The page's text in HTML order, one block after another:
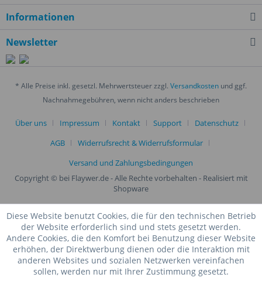
Informationen
Newsletter
* Alle Preise inkl. gesetzl. Mehrwertsteuer zzgl. Versandkosten und ggf.
Nachnahmegebühren, wenn nicht anders beschrieben
Über uns Impressum Kontakt Support
Datenschutz
AGB
Widerrufsrecht & Widerrufsformular
Versand und Zahlungsbedingungen
Copyright © bei Flaywer.de - Alle Rechte vorbehalten - Realisiert mit
Shopware
Diese Website benutzt Cookies, die für den technischen Betrieb
der Website erforderlich sind und stets gesetzt werden.
Andere Cookies, die den Komfort bei Benutzung dieser Website
erhöhen, der Direktwerbung dienen oder die Interaktion mit
anderen Websites und sozialen Netzwerken vereinfachen
sollen, werden nur mit Ihrer Zustimmung gesetzt.